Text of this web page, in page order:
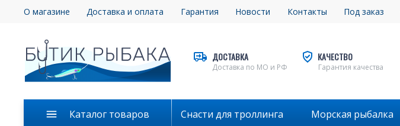
О магазине Доставка и оплата Гарантия Новости Контакты Под заказ
ДОСТАВКА
Доставка по МО и РФ
КАЧЕСТВО
Гарантия качества
Каталог товаров Снасти для троллинга Морская рыбалка